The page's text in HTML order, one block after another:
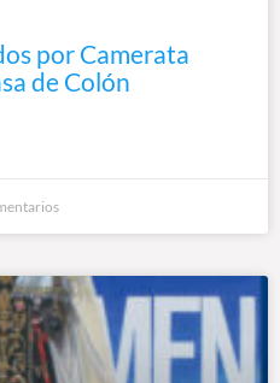
por Camerata
de Colón